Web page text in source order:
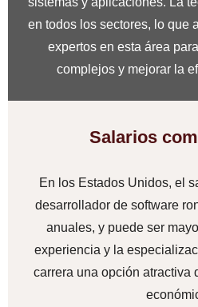
en todos los sectores, lo que
expertos en esta área
complejos y mejorar la
Salarios
En los Estados Unidos, el
desarrollador de software
anuales, y puede ser
experiencia y la
carrera una opción atractiva